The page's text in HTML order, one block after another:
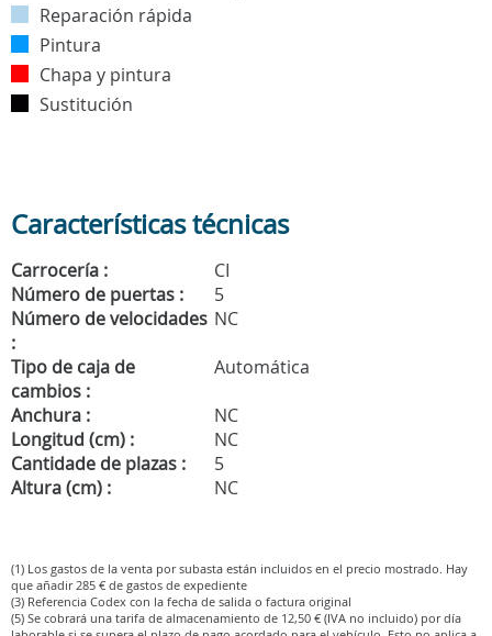
Reparación rápida
Pintura
Chapa y pintura
Sustitución
Características técnicas
Carrocería :
CI
Número de puertas :
5
Número de velocidades
:
NC
Tipo de caja de
cambios :
Automática
Anchura :
NC
Longitud (cm) :
NC
Cantidade de plazas :
5
Altura (cm) :
NC
(1) Los gastos de la venta por subasta están incluidos en el precio mostrado. Hay
que añadir 285 € de gastos de expediente
(3) Referencia Codex con la fecha de salida o factura original
(5) Se cobrará una tarifa de almacenamiento de 12,50 € (IVA no incluido) por día